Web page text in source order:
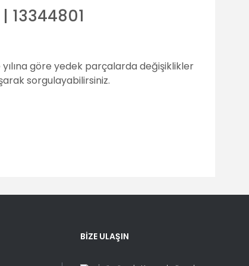
13344801
göre yedek parçalarda değişiklikler
sorgulayabilirsiniz.
BİZE ULAŞIN